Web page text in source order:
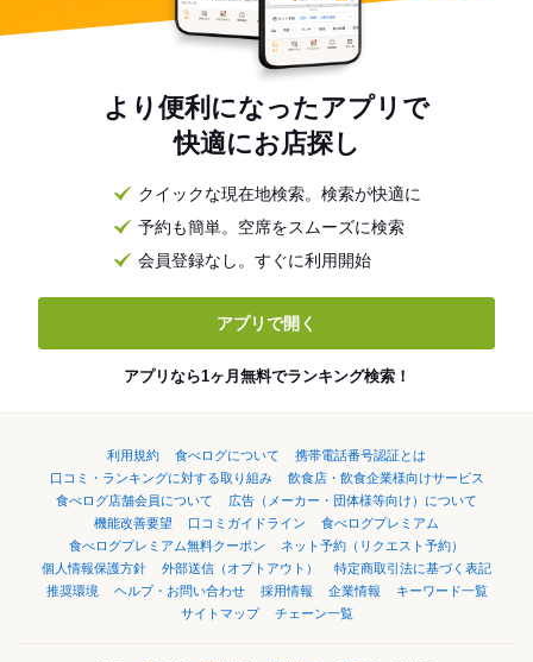
より便利になったアプリで
快適にお店探し
クイックな現在地検索。検索が快適に
予約も簡単。空席をスムーズに検索
会員登録なし。すぐに利用開始
アプリで開く
アプリなら1ヶ月無料でランキング検索！
利用規約 食べログについて
携帯電話番号認証とは
口コミ・ランキングに対する取り組み
飲食店・飲食企業様向けサービス
食べログ店舗会員について
広告（メーカー・団体様等向け）について
機能改善要望
口コミガイドライン
食べログプレミアム
食べログプレミアム無料クーポン
ネット予約（リクエスト予約）
個人情報保護方針
外部送信（オプトアウト）
特定商取引法に基づく表記
推奨環境
ヘルプ・お問い合わせ 採用情報 企業情報
キーワード一覧
サイトマップ
チェーン一覧